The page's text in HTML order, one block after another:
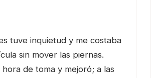
tuve inquietud y me costaba
sin mover las piernas.
de toma y mejoró; a las